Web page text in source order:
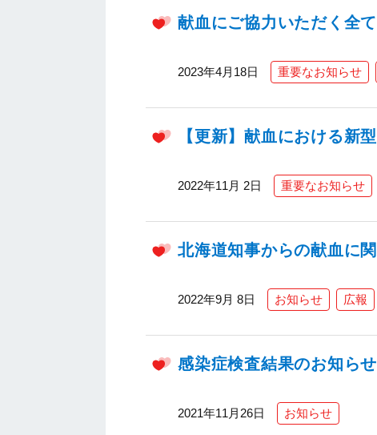
献血にご協力いただく全
2023年4月18日 重要なお知らせ
【更新】献血における新
2022年11月 2日 重要なお知らせ
北海道知事からの献血に
2022年9月 8日 お知らせ 広報
感染症検査結果のお知ら
2021年11月26日 お知らせ